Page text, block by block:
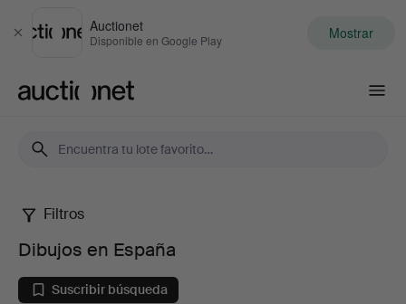
Cerrar
Auctionet
Disponible en Google Play Mostrar
Dibujos
en
Filtros
Dibujos en España
Suscribir búsqueda